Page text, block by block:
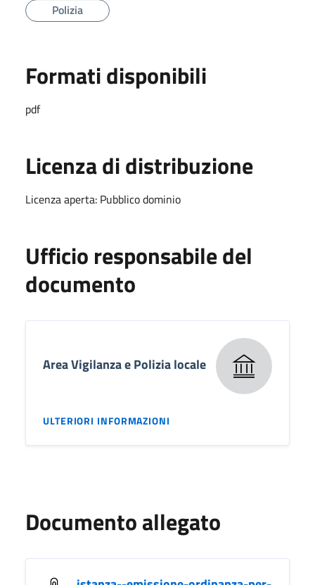
Polizia
Formati disponibili
pdf
Licenza di distribuzione
Licenza aperta: Pubblico dominio
Ufficio responsabile del
documento
Area Vigilanza e Polizia locale
ULTERIORI INFORMAZIONI
Documento allegato